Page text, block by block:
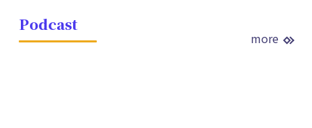
Podcast
more